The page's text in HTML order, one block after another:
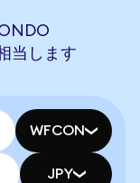
当します
WFCON
JPY